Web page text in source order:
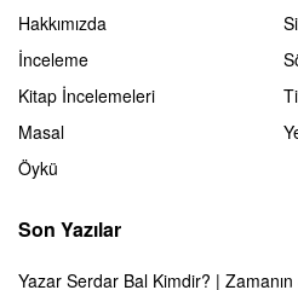
Hakkımızda
İnceleme
Kitap İncelemeleri
Masal
Öykü
Son Yazılar
Yazar Serdar Bal Kimdir? |